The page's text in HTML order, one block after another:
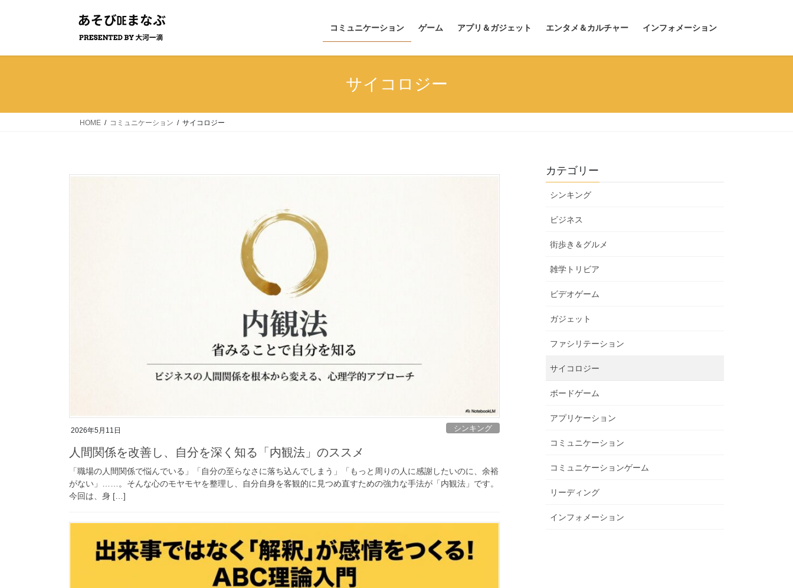
コミュニケーション ゲーム アプリ＆ガジェット エンタメ＆カルチャー インフォメーション
サイコロジー
HOME コミュニケーション サイコロジー
2026年5月11日 シンキング
人間関係を改善し、自分を深く知る「内観法」のススメ
「職場の人間関係で悩んでいる」「自分の至らなさに落ち込んでしまう」「もっと周りの人に感謝したいのに、余裕
がない」……。そんな心のモヤモヤを整理し、自分自身を客観的に見つめ直すための強力な手法が「内観法」です。
今回は、身 […]
カテゴリー
シンキング
ビジネス
街歩き＆グルメ
雑学トリビア
ビデオゲーム
ガジェット
ファシリテーション
サイコロジー
ボードゲーム
アプリケーション
コミュニケーション
コミュニケーションゲーム
リーディング
インフォメーション